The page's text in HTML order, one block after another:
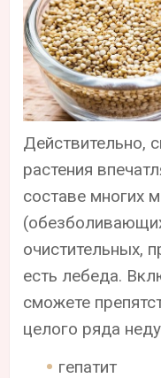
Действительно,
растения
составе многих
очистительных,
есть лебеда.
сможете
целого ряда
гепатит